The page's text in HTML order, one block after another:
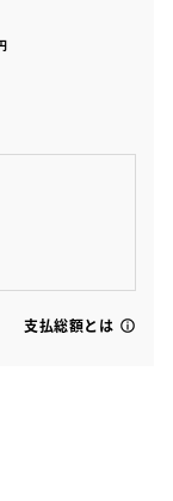
支払総額とは